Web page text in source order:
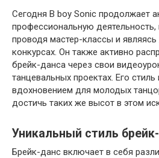
Сегодня B boy Sonic продолжает
профессиональную деятельность,
проводя мастер-классы и
конкурсах. Он также активно
брейк-данса через свои
танцевальных проектах. Его стиль
вдохновением для молодых
достичь таких же высот в этом
Уникальный стиль
Брейк-данс включает в себя